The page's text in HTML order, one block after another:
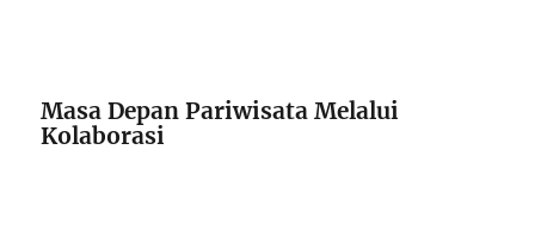
Masa Depan Pariwisata Melalui
Kolaborasi